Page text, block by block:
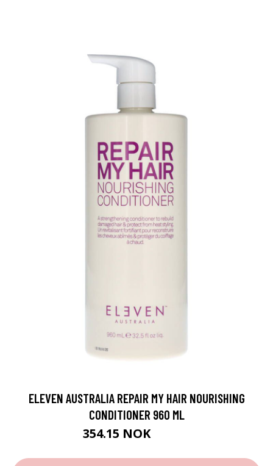
ELEVEN AUSTRALIA REPAIR MY HAIR NOURISHING
CONDITIONER 960 ML
354.15 NOK